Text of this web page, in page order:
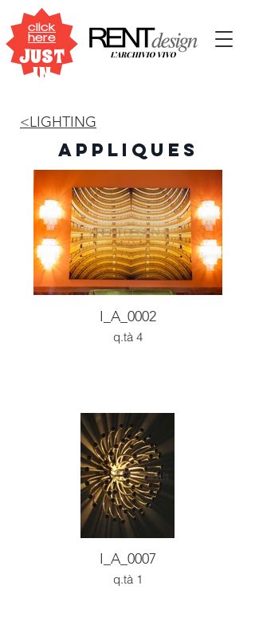
click
here
JUST
IN
<LIGHTING
APPLIQUES
I_A_0002
q.tà 4
I_A_0007
q.tà 1